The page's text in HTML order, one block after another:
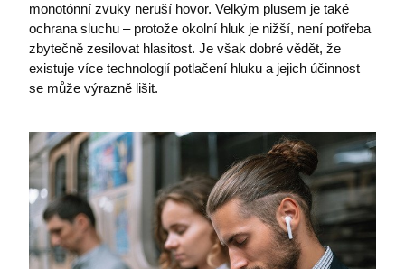
monotónní zvuky neruší hovor. Velkým plusem je také
ochrana sluchu – protože okolní hluk je nižší, není potřeba
zbytečně zesilovat hlasitost. Je však dobré vědět, že
existuje více technologií potlačení hluku a jejich účinnost
se může výrazně lišit.
MSPRequ
Microsoft
.login.live.com
SRM_L .c.bing.com